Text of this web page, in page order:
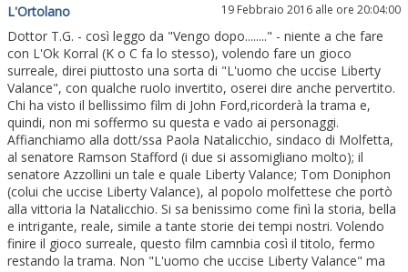
L'Ortolano 19 Febbraio 2016 alle ore 20:04:00
Dottor T.G. - così leggo da "Vengo dopo........" - niente a che fare
con L'Ok Korral (K o C fa lo stesso), volendo fare un gioco
surreale, direi piuttosto una sorta di "L'uomo che uccise Liberty
Valance", con qualche ruolo invertito, oserei dire anche pervertito.
Chi ha visto il bellissimo film di John Ford,ricorderà la trama e,
quindi, non mi soffermo su questa e vado ai personaggi.
Affianchiamo alla dott/ssa Paola Natalicchio, sindaco di Molfetta,
al senatore Ramson Stafford (i due si assomigliano molto); il
senatore Azzollini un tale e quale Liberty Valance; Tom Doniphon
(colui che uccise Liberty Valance), al popolo molfettese che portò
alla vittoria la Natalicchio. Si sa benissimo come finì la storia, bella
e intrigante, reale, simile a tante storie dei tempi nostri. Volendo
finire il gioco surreale, questo film camnbia così il titolo, fermo
restando la trama. Non "L'uomo che uccise Liberty Valance" ma